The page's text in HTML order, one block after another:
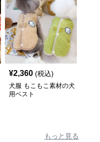
¥2,360 (税込)
犬服 もこもこ素材の犬
用ベスト
もっと見る